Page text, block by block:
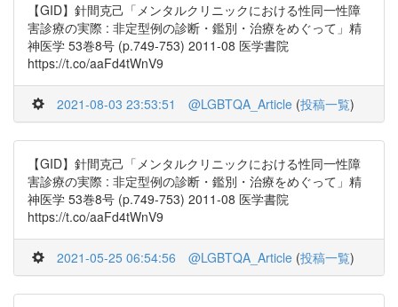
【GID】針間克己「メンタルクリニックにおける性同一性障
害診療の実際 : 非定型例の診断・鑑別・治療をめぐって」精
神医学 53巻8号 (p.749-753) 2011-08 医学書院
https://t.co/aaFd4tWnV9
2021-08-03 23:53:51 @LGBTQA_Article (投稿一覧)
【GID】針間克己「メンタルクリニックにおける性同一性障
害診療の実際 : 非定型例の診断・鑑別・治療をめぐって」精
神医学 53巻8号 (p.749-753) 2011-08 医学書院
https://t.co/aaFd4tWnV9
2021-05-25 06:54:56 @LGBTQA_Article (投稿一覧)